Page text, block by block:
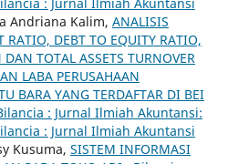
Andriana Kalim, ANALISIS
RATIO, DEBT TO EQUITY RATIO,
TOTAL ASSETS TURNOVER
LABA PERUSAHAAN
BARA YANG TERDAFTAR DI BEI
: Jurnal Ilmiah Akuntansi:
: Jurnal Ilmiah Akuntansi
Kusuma, SISTEM INFORMASI